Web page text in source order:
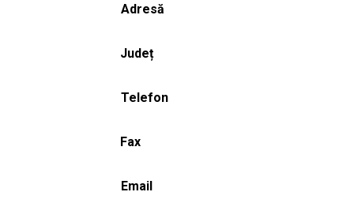
Adresă
Județ
Telefon
Fax
Email